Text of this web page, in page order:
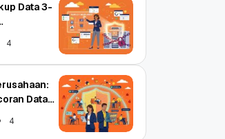
Data 3-
4
Data
4